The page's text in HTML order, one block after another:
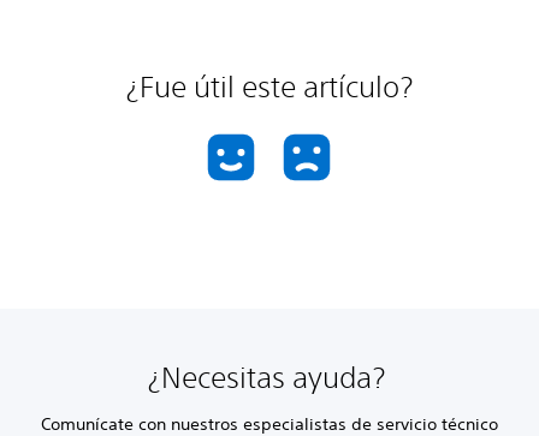
¿Fue útil este artículo?
¿Necesitas ayuda?
Comunícate con nuestros especialistas de servicio técnico